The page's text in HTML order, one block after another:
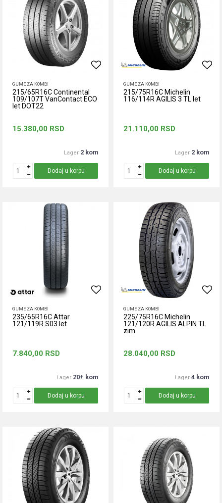
GUME ZA KOMBI
215/65R16C Continental
109/107T VanContact ECO
let DOT22
15.380,00 RSD
Lager 2 kom
Dodaj u korpu
GUME ZA KOMBI
215/75R16C Michelin
116/114R AGILIS 3 TL let
21.110,00 RSD
Lager 2 kom
Dodaj u korpu
GUME ZA KOMBI
235/65R16C Attar
121/119R S03 let
7.840,00 RSD
Lager 20+ kom
Dodaj u korpu
GUME ZA KOMBI
225/75R16C Michelin
121/120R AGILIS ALPIN TL
zim
28.040,00 RSD
Lager 4 kom
Dodaj u korpu